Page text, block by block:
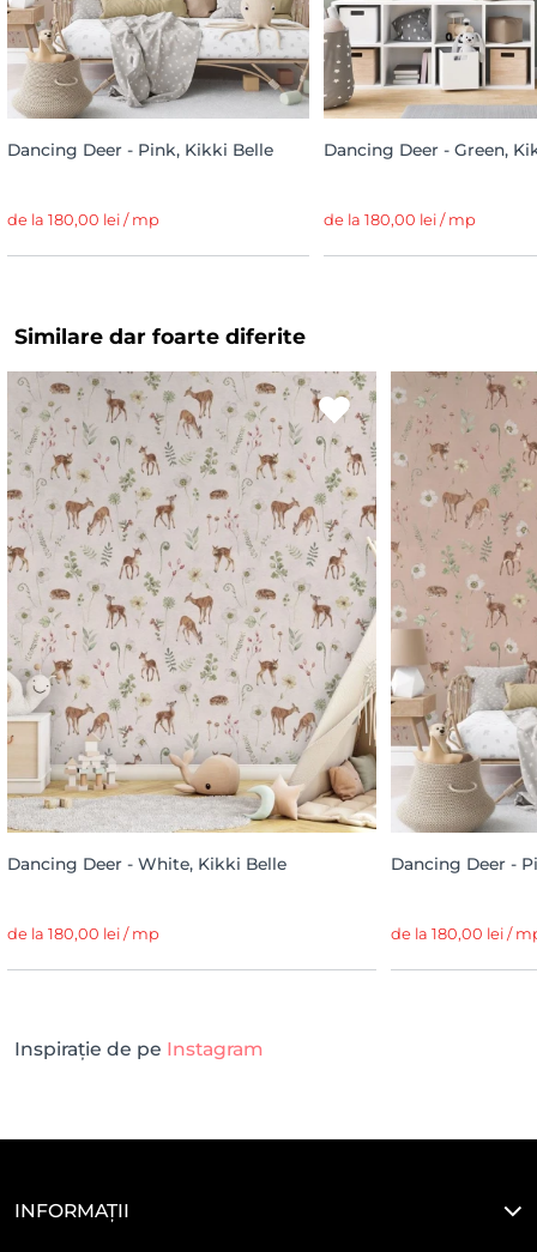
Dancing Deer - Pink, Kikki Belle
de la 180,00 lei / mp
Dancing Deer - Green,
de la 180,00 lei / mp
Similare dar foarte diferite
Dancing Deer - White, Kikki Belle
de la 180,00 lei / mp
Dancing Deer -
de la 180,00 lei /
Inspirație de pe Instagram
INFORMAȚII